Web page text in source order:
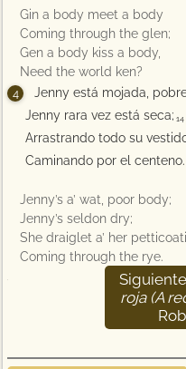
Gin a body meet a body
Coming through the glen;
Gen a body kiss a body,
Need the world ken?
Jenny está mojada,
Jenny rara vez está seca; 14
Arrastrando todo su
Caminando por el centeno.
Jenny’s a’ wat, poor body;
Jenny’s seldon dry;
She draiglet a’ her
Coming through the rye.
roja (A